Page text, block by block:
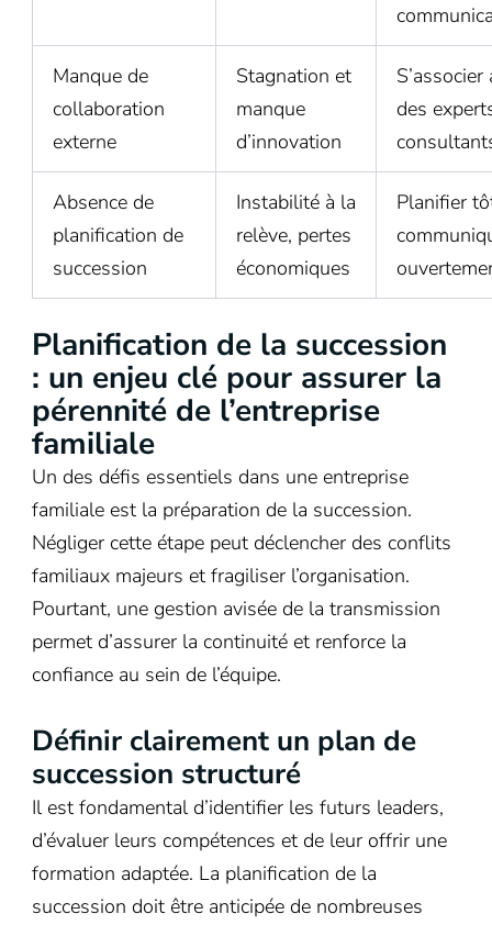
Manque de
collaboration
externe
Stagnation et
manque
d’innovation
S’associer
des
Absence de
planification de
succession
Instabilité à la
relève, pertes
économiques
Planifier
Planification de la succession
: un enjeu clé pour assurer la
pérennité de l’entreprise
familiale
Un des défis essentiels dans une entreprise
familiale est la préparation de la succession.
Négliger cette étape peut déclencher des conflits
familiaux majeurs et fragiliser l’organisation.
Pourtant, une gestion avisée de la transmission
permet d’assurer la continuité et renforce la
confiance au sein de l’équipe.
Définir clairement un plan de
succession structuré
Il est fondamental d’identifier les futurs leaders,
d’évaluer leurs compétences et de leur offrir une
formation adaptée. La planification de la
succession doit être anticipée de nombreuses